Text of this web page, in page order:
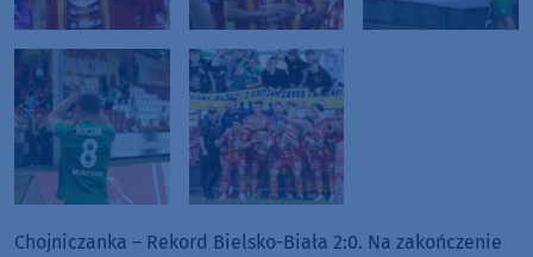
Chojniczanka – Rekord Bielsko-Biała 2:0. Na zakończenie